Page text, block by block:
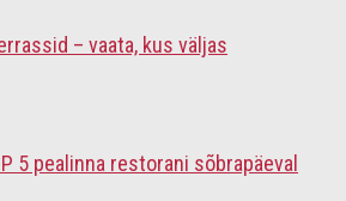
– vaata, kus väljas
5 pealinna restorani sõbrapäeval